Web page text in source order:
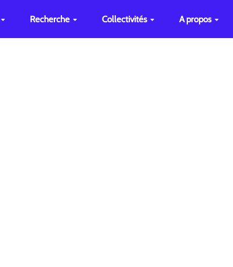
Recherche Collectivités A propos